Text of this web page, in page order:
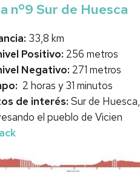
nº9 Sur de Huesca
33,8 km
Positivo: 256 metros
Negativo: 271 metros
2 horas y 31 minutos
de interés: Sur de Huesca,
el pueblo de Vicien